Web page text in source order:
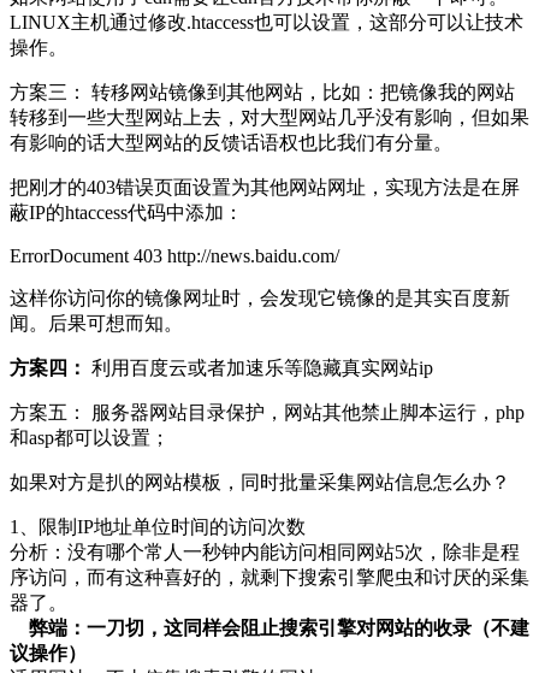
LINUX主机通过修改.htaccess也可以设置，这部分可以让技术
操作。
方案三： 转移网站镜像到其他网站，比如：把镜像我的网站
转移到一些大型网站上去，对大型网站几乎没有影响，但如果
有影响的话大型网站的反馈话语权也比我们有分量。
把刚才的403错误页面设置为其他网站网址，实现方法是在屏
蔽IP的htaccess代码中添加：
ErrorDocument 403 http://news.baidu.com/
这样你访问你的镜像网址时，会发现它镜像的是其实百度新
闻。后果可想而知。
方案四： 利用百度云或者加速乐等隐藏真实网站ip
方案五： 服务器网站目录保护，网站其他禁止脚本运行，php
和asp都可以设置；
如果对方是扒的网站模板，同时批量采集网站信息怎么办？
1、限制IP地址单位时间的访问次数
分析：没有哪个常人一秒钟内能访问相同网站5次，除非是程
序访问，而有这种喜好的，就剩下搜索引擎爬虫和讨厌的采集
器了。
弊端：一刀切，这同样会阻止搜索引擎对网站的收录（不建
议操作）